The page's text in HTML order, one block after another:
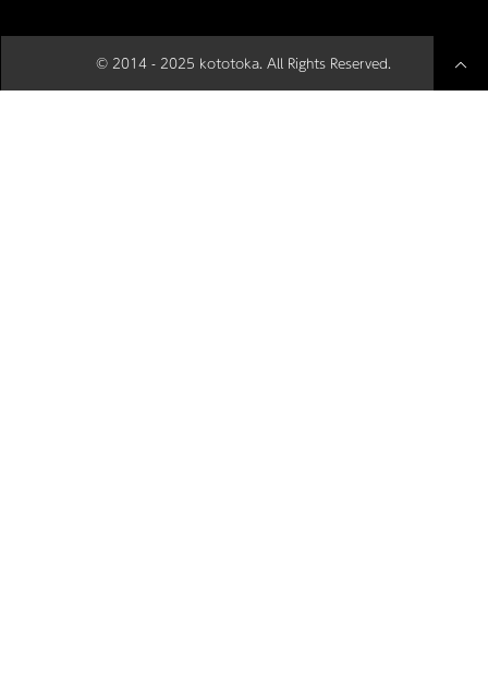
© 2014 - 2025 kototoka. All Rights Reserved.